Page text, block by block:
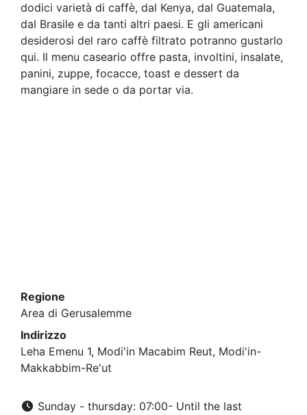
dodici varietà di caffè, dal Kenya, dal Guatemala,
dal Brasile e da tanti altri paesi. E gli americani
desiderosi del raro caffè filtrato potranno gustarlo
qui. Il menu caseario offre pasta, involtini, insalate,
panini, zuppe, focacce, toast e dessert da
mangiare in sede o da portar via.
Regione
Area di Gerusalemme
Indirizzo
Leha Emenu 1, Modi'in Macabim Reut, Modi'in-
Makkabbim-Re'ut
Sunday - thursday: 07:00- Until the last